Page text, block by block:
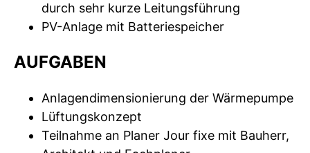
durch sehr kurze Leitungsführung
PV-Anlage mit Batteriespeicher
AUFGABEN
Anlagendimensionierung der Wärmepumpe
Lüftungskonzept
Teilnahme an Planer Jour fixe mit Bauherr,